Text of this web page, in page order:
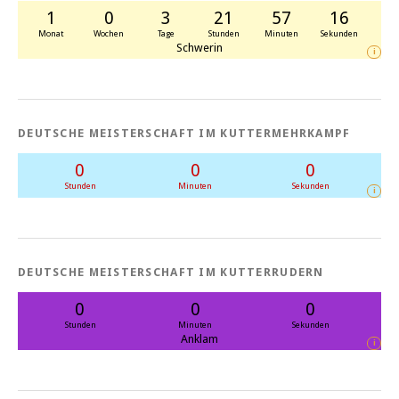
1
Monat
0
Wochen
3
Tage
21
Stunden
57
Minuten
16
Sekunden
Schwerin i
DEUTSCHE MEISTERSCHAFT IM KUTTERMEHRKAMPF
0
Stunden
0
Minuten
0
Sekunden i
DEUTSCHE MEISTERSCHAFT IM KUTTERRUDERN
0
Stunden
0
Minuten
0
Sekunden
Anklam i